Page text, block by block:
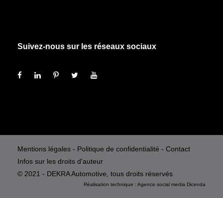
Suivez-nous sur les réseaux sociaux
Mentions légales - Politique de confidentialité - Contact
Infos sur les droits d'auteur
© 2021 - DEKRA Automotive, tous droits réservés
Réalisation technique : Agence social media Dicenda